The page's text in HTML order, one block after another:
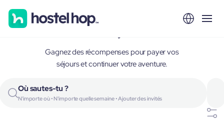
Manaus, Brazil
Gagnez des récompenses pour payer vos
séjours et continuer votre aventure.
Où sautes-tu ?
N'importe où • N'importe quelle semaine • Ajouter des invités